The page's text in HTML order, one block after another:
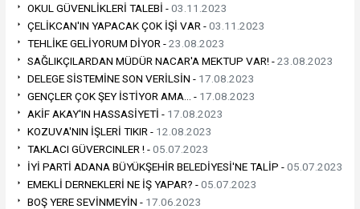
OKUL GÜVENLİKLERİ TALEBİ -03.11.2023
ÇELİKCAN'IN YAPACAK ÇOK İŞİ VAR -03.11.2023
TEHLİKE GELİYORUM DİYOR -23.08.2023
SAĞLIKÇILARDAN MÜDÜR NACAR'A MEKTUP VAR! -23.08.2023
DELEGE SİSTEMİNE SON VERİLSİN - 17.08.2023
GENÇLER ÇOK ŞEY İSTİYOR AMA… - 17.08.2023
AKİF AKAY'IN HASSASİYETİ - 17.08.2023
KOZUVA'NIN İŞLERİ TIKIR - 12.08.2023
TAKLACI GÜVERCINLER ! -05.07.2023
İYİ PARTİ ADANA BÜYÜKŞEHİR BELEDİYESİ'NE TALİP -05.07.2023
EMEKLİ DERNEKLERİ NE İŞ YAPAR? -05.07.2023
BOŞ YERE SEVİNMEYİN - 17.06.2023